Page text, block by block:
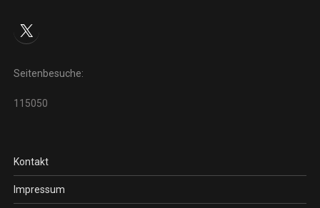
X
Seitenbesuche:
115050
Kontakt
Impressum